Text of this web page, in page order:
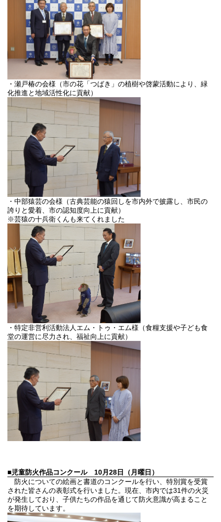
・瀬戸椿の会様（市の花「つばき」の植樹や啓蒙活動により、緑
化推進と地域活性化に貢献）
・中部猿芸の会様（古典芸能の猿回しを市内外で披露し、市民の
誇りと愛着、市の認知度向上に貢献）
※芸猿の十兵衛くんも来てくれました
・特定非営利活動法人エム・トゥ・エム様（食糧支援や子ども食
堂の運営に尽力され、福祉向上に貢献）
■児童防火作品コンクール 10月28日（月曜日）
防火についての絵画と書道のコンクールを行い、特別賞を受賞
された皆さんの表彰式を行いました。現在、市内では31件の火災
が発生しており、子供たちの作品を通じて防火意識が高まること
を期待しています。